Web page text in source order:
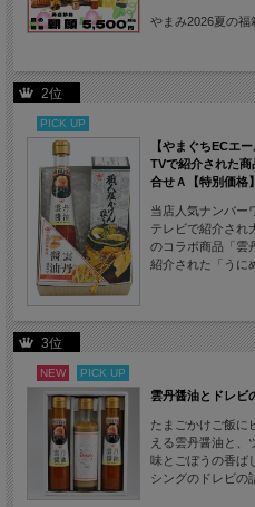
やまみ2026夏の福
2位
PICK UP
【やまぐちECエ
TVで紹介された
合せＡ【特別価格
当店人気ナンバー
テレビで紹介され
のコラボ商品「雲
紹介された「うに
3位
NEW PICK UP
雲丹醤油とドレビ
たまごかけご飯に
える雲丹醤油と、
味とごぼうの香ば
シングのドレビの